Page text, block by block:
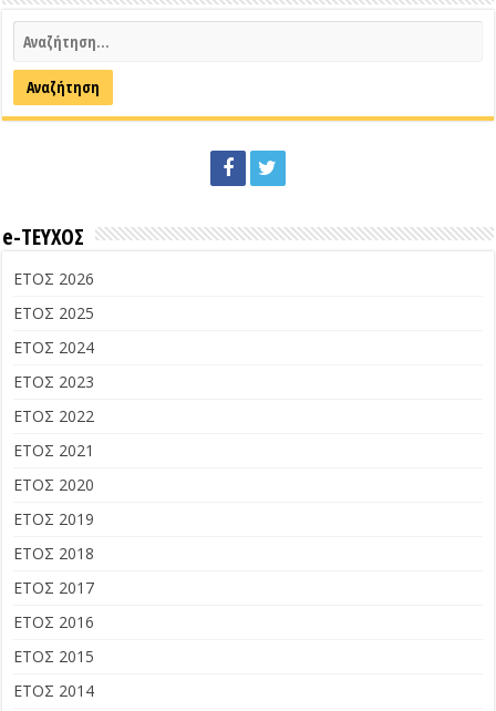
e-ΤΕΥΧΟΣ
ΕΤΟΣ 2026
ΕΤΟΣ 2025
ΕΤΟΣ 2024
ΕΤΟΣ 2023
ΕΤΟΣ 2022
ΕΤΟΣ 2021
ΕΤΟΣ 2020
ΕΤΟΣ 2019
ΕΤΟΣ 2018
ΕΤΟΣ 2017
ΕΤΟΣ 2016
ΕΤΟΣ 2015
ΕΤΟΣ 2014